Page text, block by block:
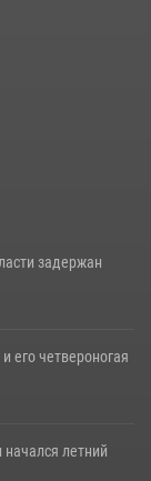
мужества для
задержан
его четвероногая
летний